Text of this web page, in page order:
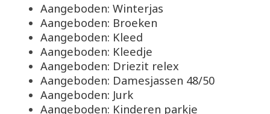
Aangeboden: Winterjas
Aangeboden: Broeken
Aangeboden: Kleed
Aangeboden: Kleedje
Aangeboden: Driezit relex
Aangeboden: Damesjassen 48/50
Aangeboden: Jurk
Aangeboden: Kinderen parkje